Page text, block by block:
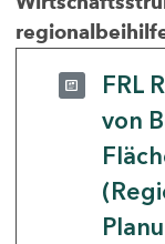
FRL
von